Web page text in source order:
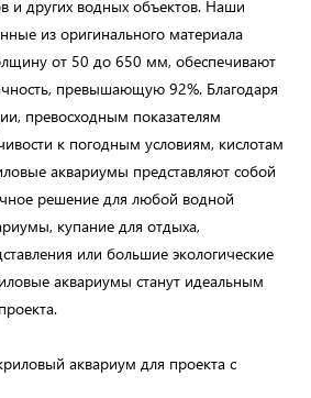
и других водных объектов. Наши
из оригинального материала
от 50 до 650 мм, обеспечивают
превышающую 92%. Благодаря
превосходным показателям
к погодным условиям, кислотам
аквариумы представляют собой
решение для любой водной
купание для отдыха,
или большие экологические
аквариумы станут идеальным
аквариум для проекта с